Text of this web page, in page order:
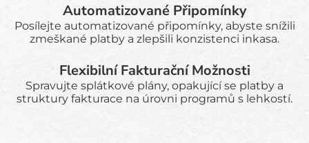
Automatizované Připomínky
Posílejte automatizované připomínky, abyste snížili
zmeškané platby a zlepšili konzistenci inkasa.
Flexibilní Fakturační Možnosti
Spravujte splátkové plány, opakující se platby a
struktury fakturace na úrovni programů s lehkostí.